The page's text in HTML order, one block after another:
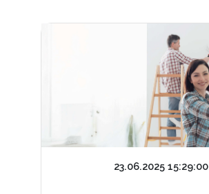
23.06.2025 15:29:00